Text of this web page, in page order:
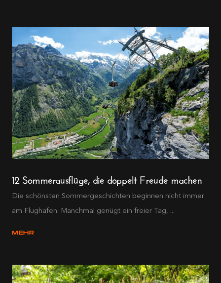
12 Sommerausflüge, die doppelt Freude machen
Die schönsten Sommergeschichten beginnen nicht immer
am Flughafen. Manchmal genügt ein freier Tag, ...
MEHR